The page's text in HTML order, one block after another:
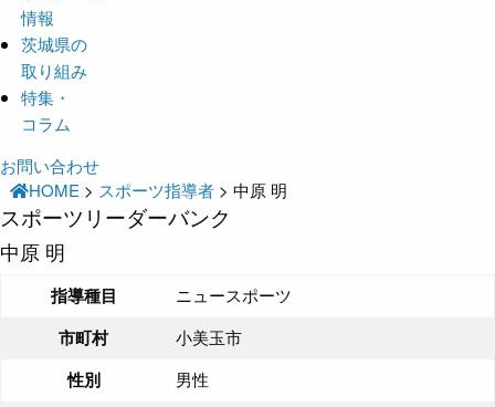
情報
茨城県の
取り組み
特集・
コラム
お問い合わせ
HOME > スポーツ指導者 >中原 明
スポーツリーダーバンク
中原 明
指導種目 ニュースポーツ
市町村 小美玉市
性別 男性